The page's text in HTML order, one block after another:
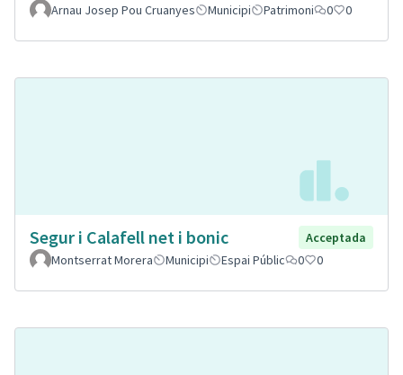
Arnau Josep Pou Cruanyes Municipi Patrimoni 0 0
Segur i Calafell net i bonic
Acceptada
Montserrat Morera
Municipi Espai Públic 0 0